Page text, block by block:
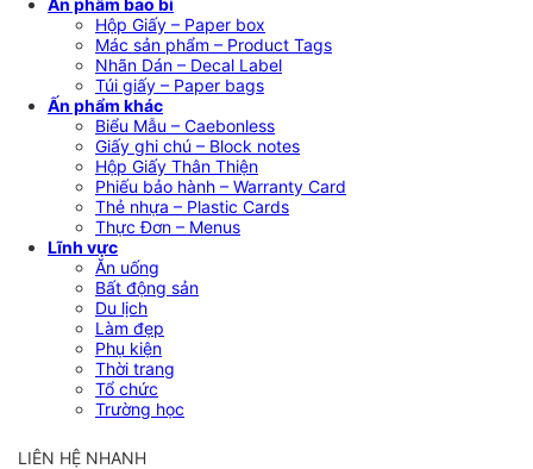
Ấn phẩm bao bì
Hộp Giấy – Paper box
Mác sản phẩm – Product Tags
Nhãn Dán – Decal Label
Túi giấy – Paper bags
Ấn phẩm khác
Biểu Mẫu – Caebonless
Giấy ghi chú – Block notes
Hộp Giấy Thân Thiện
Phiếu bảo hành – Warranty Card
Thẻ nhựa – Plastic Cards
Thực Đơn – Menus
Lĩnh vực
Ăn uống
Bất động sản
Du lịch
Làm đẹp
Phụ kiện
Thời trang
Tổ chức
Trường học
LIÊN HỆ NHANH